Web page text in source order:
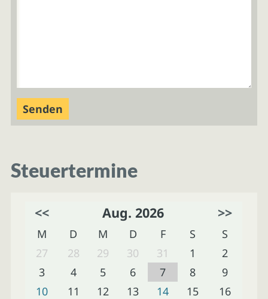
Steuertermine
<< Aug. 2026 >>
M D M D F S
S
27
28 29 30 31 1
2
3
4 5 6 7 8
9
10
11 12 13 14 15
16